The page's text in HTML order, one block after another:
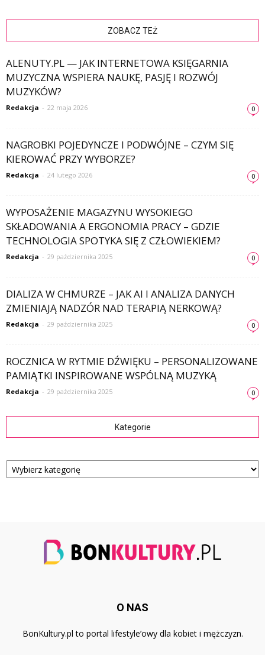
ZOBACZ TEŻ
ALENUTY.PL — JAK INTERNETOWA KSIĘGARNIA
MUZYCZNA WSPIERA NAUKĘ, PASJĘ I ROZWÓJ
MUZYKÓW?
Redakcja - 22 maja 2026 0
NAGROBKI POJEDYNCZE I PODWÓJNE – CZYM SIĘ
KIEROWAĆ PRZY WYBORZE?
Redakcja - 24 lutego 2026 0
WYPOSAŻENIE MAGAZYNU WYSOKIEGO
SKŁADOWANIA A ERGONOMIA PRACY – GDZIE
TECHNOLOGIA SPOTYKA SIĘ Z CZŁOWIEKIEM?
Redakcja - 29 października 2025 0
DIALIZA W CHMURZE – JAK AI I ANALIZA DANYCH
ZMIENIAJĄ NADZÓR NAD TERAPIĄ NERKOWĄ?
Redakcja - 29 października 2025 0
ROCZNICA W RYTMIE DŹWIĘKU – PERSONALIZOWANE
PAMIĄTKI INSPIROWANE WSPÓLNĄ MUZYKĄ
Redakcja - 29 października 2025 0
Kategorie
Kategorie
O NAS
BonKultury.pl to portal lifestyle’owy dla kobiet i mężczyzn.